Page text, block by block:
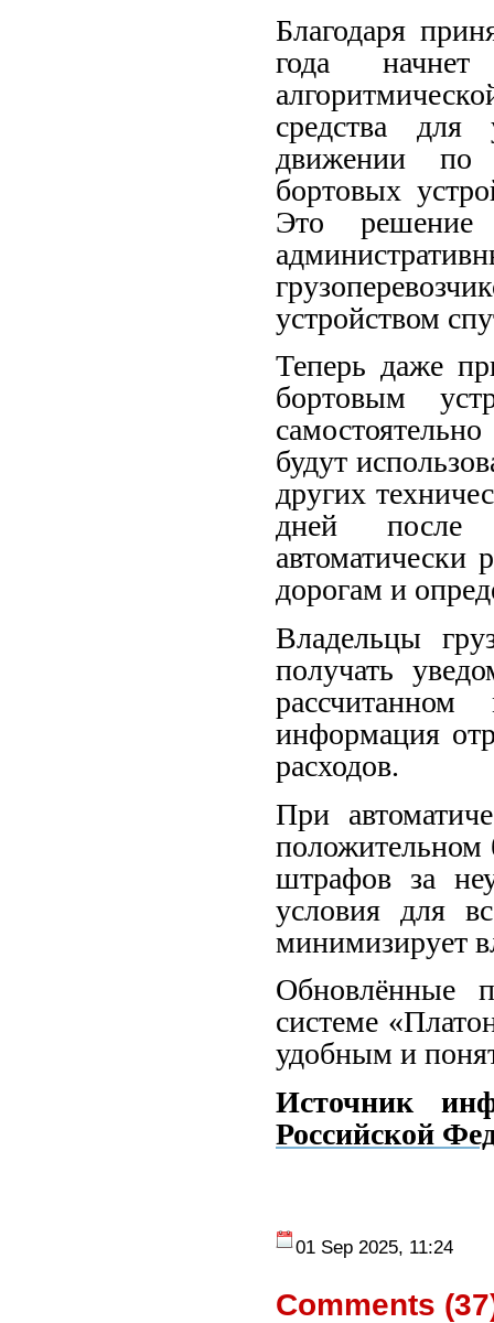
Благодаря
года начнет
средства для
движении по
бортовых
Это решение
устройством
Теперь даже
бортовым
будут
других
дней после
автоматически
дорогам и
Владельцы
получать
информация
расходов.
При
положительном
штрафов за
условия для
минимизирует
Обновлённые
системе
удобным и
Источник
Российской
01 Sep 2025, 11:24
Comments (37